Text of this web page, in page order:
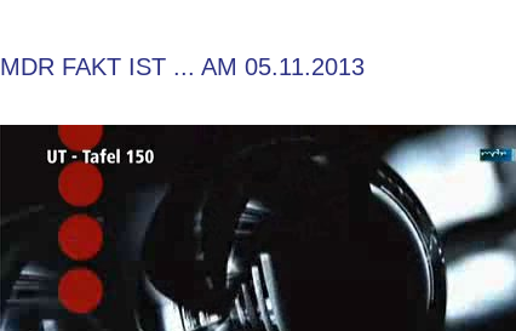
MDR FAKT IST ... AM 05.11.2013